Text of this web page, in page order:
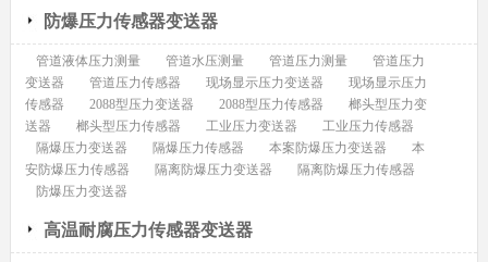
防爆压力传感器变送器
管道液体压力测量 管道水压测量 管道压力测量
管道压力
变送器
管道压力传感器 现场显示压力变送器
现场显示压力
传感器
2088型压力变送器 2088型压力传感器
榔头型压力变
送器
榔头型压力传感器 工业压力变送器
工业压力传感器
隔爆压力变送器
隔爆压力传感器 本案防爆压力变送器
本
安防爆压力传感器
隔离防爆压力变送器
隔离防爆压力传感器
防爆压力变送器
高温耐腐压力传感器变送器